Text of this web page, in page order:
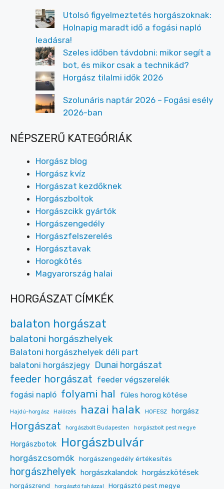
Utolsó figyelmeztetés horgászoknak:
Holnapig maradt idő a fogási napló
leadásra!
Szeles időben távdobni: mikor segít a
bot, és mikor csak a technikád?
Horgász tilalmi idők 2026
Szolunáris naptár 2026 – Fogási esély
2026-ban
NÉPSZERŰ KATEGÓRIÁK
Horgász blog
Horgász kvíz
Horgászat kezdőknek
Horgászboltok
Horgászcikk gyártók
Horgászengedély
Horgászfelszerelés
Horgásztavak
Horogkötés
Magyarország halai
HORGÁSZAT CÍMKÉK
balaton horgászat
balatoni horgászhelyek
Balatoni horgászhelyek déli part
balatoni horgászjegy Dunai horgászat
feeder horgászat feeder végszerelék
fogási napló folyami hal füles horog kötése
Hajdú-horgász Halőrzés hazai halak HOFESZ horgász
Horgászat horgászbolt Budapesten horgászbolt pest megye
Horgászbotok Horgászbulvár
horgászcsomók horgászengedély értékesítés
horgászhelyek horgászkalandok horgászkötések
horgászrend horgásztó faházzal Horgásztó pest megye